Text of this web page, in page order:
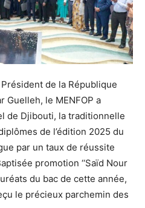
de la République
Guelleh, le MENFOP a
de Djibouti, la traditionnelle
de l’édition 2025 du
par un taux de réussite
promotion ‘‘Saïd Nour
du bac de cette année,
le précieux parchemin des